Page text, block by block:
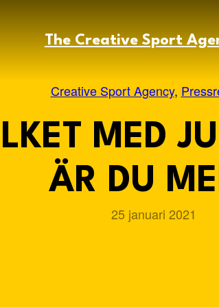
The Creative Sport
Creative Sport Agency,
MED
ÄR DU
25 januari 2021